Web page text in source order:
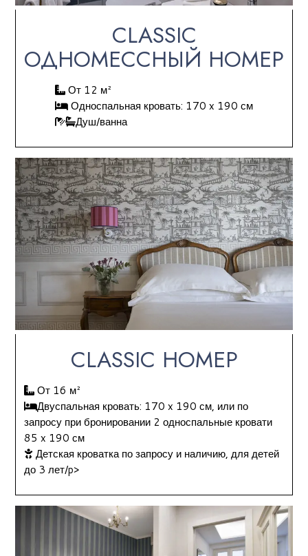
CLASSIC
ОДНОМЕССНЫЙ НОМЕР
От 12 м²
Односпальная кровать: 170 x 190 см
Душ/ванна
CLASSIC НОМЕР
От 16 м²
Двуспальная кровать: 170 x 190 см, или по
запросу при бронировании 2 односпальные кровати
85 x 190 см
Детская кроватка по запросу и наличию, для детей
до 3 лет/p>